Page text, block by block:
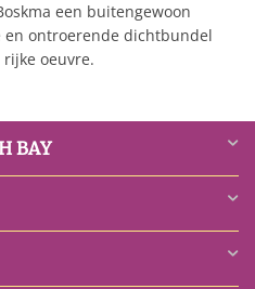
een buitengewoon
ontroerende dichtbundel
oeuvre.
BAY